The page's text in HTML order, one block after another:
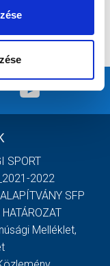
SPORT
2022
SFP
Melléklet,